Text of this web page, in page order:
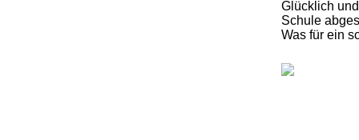
Glücklich
Schule
Was für ein